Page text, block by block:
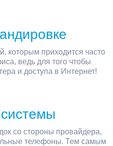
которым приходится часто
ведь для того чтобы
и доступа в Интернет!
со стороны провайдера,
телефоны. Тем самым